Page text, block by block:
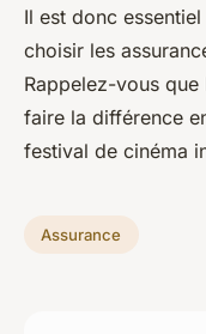
Il est donc
choisir les
Rappelez-vous que
faire la différence
festival de cinéma
Assurance